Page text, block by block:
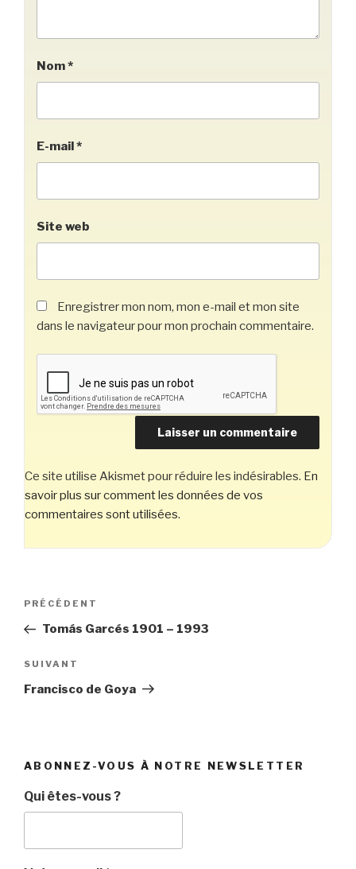
Nom*
E-mail*
Site web
Enregistrer mon nom, mon e-mail et mon site
dans le navigateur pour mon prochain commentaire.
Ce site utilise Akismet pour réduire les indésirables. En
savoir plus sur comment les données de vos
commentaires sont utilisées.
Navigation
l’article
Article
précédent
PRÉCÉDENT
Tomás Garcés 1901 – 1993
Article
suivant
SUIVANT
Francisco de Goya
ABONNEZ-VOUS À NOTRE NEWSLETTER
Qui êtes-vous ?